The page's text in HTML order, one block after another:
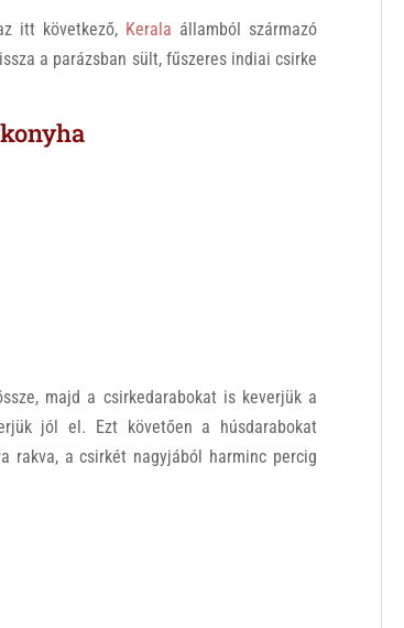
itt következő, Kerala államból származó
a parázsban sült, fűszeres indiai csirke
majd a csirkedarabokat is keverjük a
jól el. Ezt követően a húsdarabokat
rakva, a csirkét nagyjából harminc percig